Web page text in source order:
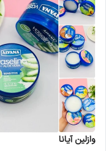
وازلین آیانا